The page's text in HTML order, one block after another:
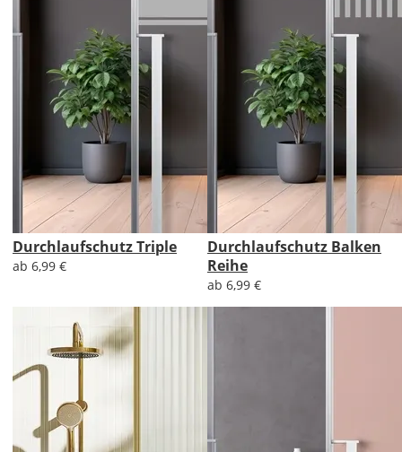
Durchlaufschutz Triple
ab 6,99 €
Durchlaufschutz Balken
Reihe
ab 6,99 €